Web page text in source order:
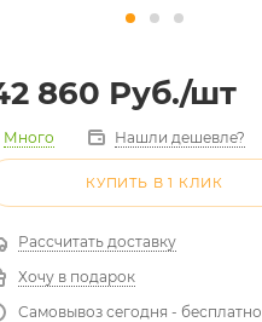
860 Руб./шт
Много Нашли дешевле?
КУПИТЬ В 1 КЛИК
Рассчитать доставку
Хочу в подарок
Самовывоз сегодня - бесплатно